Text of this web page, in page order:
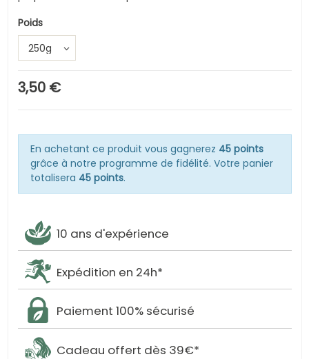
Poids
3,50 €
En achetant ce produit vous gagnerez 45 points
grâce à notre programme de fidélité. Votre panier
totalisera 45 points.
10 ans d'expérience
Expédition en 24h*
Paiement 100% sécurisé
Cadeau offert dès 39€*